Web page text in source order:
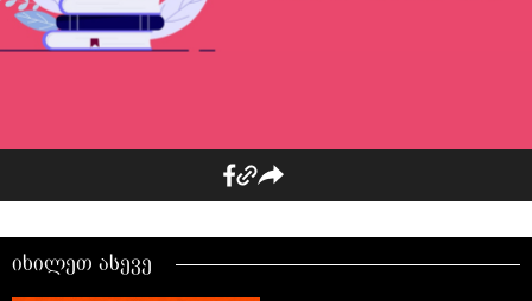
იხილეთ ასევე